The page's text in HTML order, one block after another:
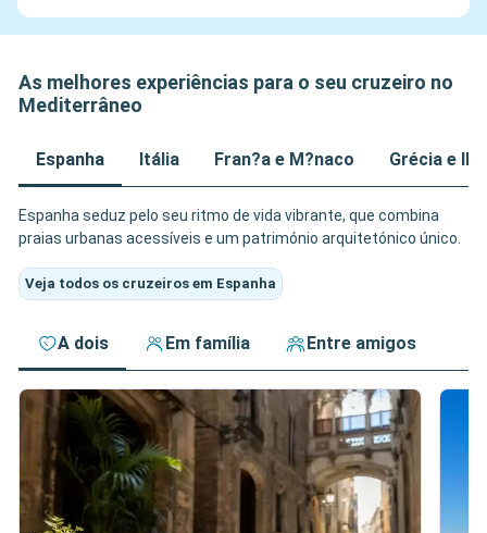
As melhores experiências para o seu cruzeiro no
Mediterrâneo
Espanha Itália Fran?a e M?naco Grécia e
Espanha seduz pelo seu ritmo de vida vibrante, que combina
praias urbanas acessíveis e um património arquitetónico único.
Veja todos os cruzeiros em Espanha
A dois Em família Entre amigos